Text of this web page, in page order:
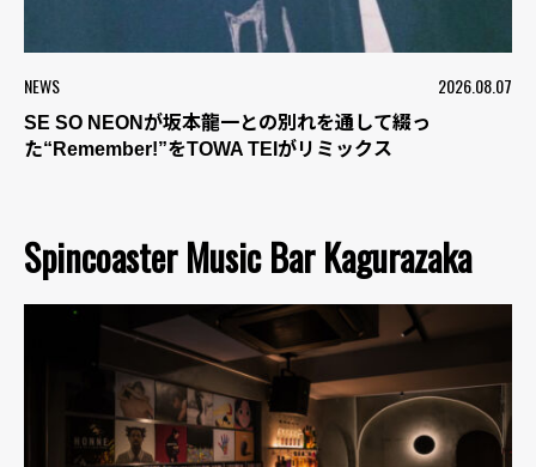
NEWS 2026.08.07
SE SO NEONが坂本龍一との別れを通して綴っ
た“Remember!”をTOWA TEIがリミックス
Spincoaster Music Bar Kagurazaka